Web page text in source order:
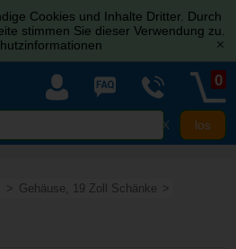
Cookies und Inhalte Dritter. Durch
stimmen Sie dieser Verwendung zu.
[x]
X
0
Gehäuse, 19 Zoll Schänke